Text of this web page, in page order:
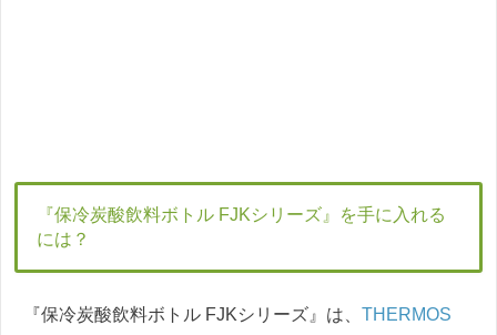
『保冷炭酸飲料ボトル FJKシリーズ』を手に入れる
には？
『保冷炭酸飲料ボトル FJKシリーズ』は、 THERMOS